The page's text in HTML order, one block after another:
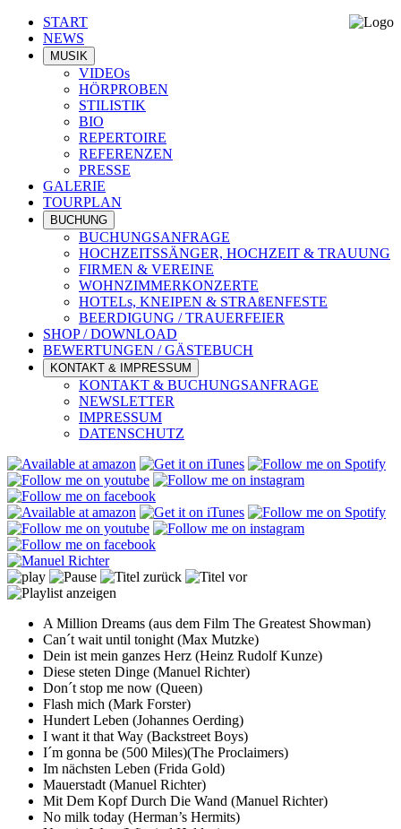
START
NEWS
MUSIK
VIDEOs
HÖRPROBEN
STILISTIK
BIO
REPERTOIRE
REFERENZEN
PRESSE
GALERIE
TOURPLAN
BUCHUNG
BUCHUNGSANFRAGE
HOCHZEITSSÄNGER, HOCHZEIT & TRAUUNG
FIRMEN & VEREINE
WOHNZIMMERKONZERTE
HOTELs, KNEIPEN & STRAßENFESTE
BEERDIGUNG / TRAUERFEIER
SHOP / DOWNLOAD
BEWERTUNGEN / GÄSTEBUCH
KONTAKT & IMPRESSUM
KONTAKT & BUCHUNGSANFRAGE
NEWSLETTER
IMPRESSUM
DATENSCHUTZ
A Million Dreams (aus dem Film The Greatest Showman)
Can´t wait until tonight (Max Mutzke)
Dein ist mein ganzes Herz (Heinz Rudolf Kunze)
Diese steten Dinge (Manuel Richter)
Don´t stop me now (Queen)
Flash mich (Mark Forster)
Hundert Leben (Johannes Oerding)
I want it that Way (Backstreet Boys)
I´m gonna be (500 Miles)(The Proclaimers)
Im nächsten Leben (Frida Gold)
Mauerstadt (Manuel Richter)
Mit Dem Kopf Durch Die Wand (Manuel Richter)
No milk today (Herman’s Hermits)